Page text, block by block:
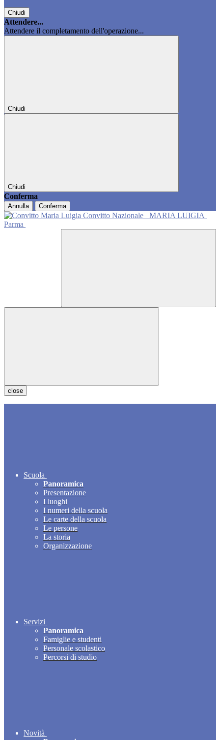
Chiudi
Attendere...
Attendere il completamento dell'operazione...
Chiudi
Chiudi
Conferma
Annulla Conferma
Convitto Nazionale
MARIA LUIGIA
Parma
close
Scuola
Panoramica
Presentazione
I luoghi
I numeri della scuola
Le carte della scuola
Le persone
La storia
Organizzazione
Servizi
Panoramica
Famiglie e studenti
Personale scolastico
Percorsi di studio
Novità